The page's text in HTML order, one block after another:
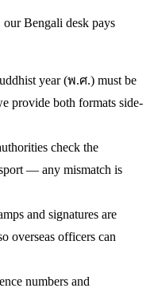
Bengali desk pays
year (พ.ศ.) must be
provide both formats side-
check the
— any mismatch is
and signatures are
overseas officers can
numbers and